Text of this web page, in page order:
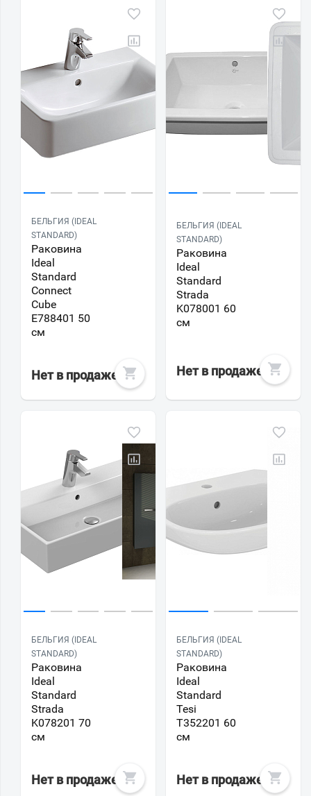
БЕЛЬГИЯ (IDEAL
STANDARD)
Раковина
Ideal
Standard
Connect
Cube
E788401 50
см
Нет в продаже
БЕЛЬГИЯ (IDEAL
STANDARD)
Раковина
Ideal
Standard
Strada
K078001 60
см
Нет в продаже
БЕЛЬГИЯ (IDEAL
STANDARD)
Раковина
Ideal
Standard
Strada
K078201 70
см
Нет в продаже
БЕЛЬГИЯ (IDEAL
STANDARD)
Раковина
Ideal
Standard
Tesi
T352201 60
см
Нет в продаже